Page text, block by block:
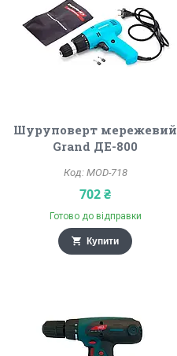
Шуруповерт мережевий
Grand ДЕ-800
MOD-718
702 ₴
Готово до відправки
Купити